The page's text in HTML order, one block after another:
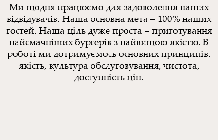
Ми щодня працюємо для задоволення наших
відвідувачів. Наша основна мета – 100% наших
гостей. Наша ціль дуже проста – приготування
найсмачніших бургерів з найвищою якістю. В
роботі ми дотримуємось основних принципів:
якість, культура обслуговування, чистота,
доступність цін.